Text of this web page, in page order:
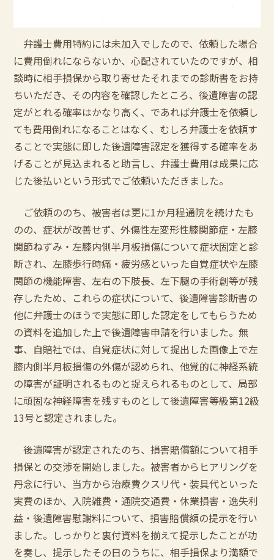
弁護士費用特約には未加入でしたので、依頼した場合
に費用倒れにならないか、心配されていたのですが、相
談時に相手損保から取り寄せたそれまでの診断書をお持
ちいただき、その内容を確認したところ、後遺障害の認
定がとれる確率はかなり高く、であれば弁護士を依頼し
ても費用倒れになることはなく、むしろ弁護士を依頼す
ることで実態に即した後遺障害認定を獲得する確率をあ
げることが見込まれると助言し、弁護士費用は成果に応
じた後払いという形式でご依頼いただきました。
ご依頼ののち、被害者は更に1か月程通院を続けたも
のの、症状が改善せず、外傷性左変形性膝関節症・左膝
関節ねずみ・左膝内側半月板損傷について症状固定と診
断され、左膝歩行時痛・疲労感といった自覚症状や左膝
関節の機能障害、左右の下肢長、左下腿の手術創等が残
存したため、これらの症状について、後遺障害診断書の
他に弁護士のほうで実態に即した認定をしてもらうため
の資料を追加した上で後遺障害申請を行いました。無
事、自賠社では、自覚症状に対して提出した画像上で左
膝内側半月板損傷の外傷が認められ、他覚的に神経系統
の障害が証明されるものと捉えられるものとして、局部
に頑固な神経障害を残すものとして後遺障害等級第12級
13号と認定されました。
後遺障害が認定されたのち、損害賠償額について相手
損保との交渉を開始しました。被害者からヒアリングを
丹念に行い、当方から治療費クスリ代・装具代といった
実費のほか、入院雑費・通院交通費・休業損害・逸失利
益・後遺障害慰謝料について、損害賠償額の提示を行い
ました。しっかりと裏付資料を揃えて提示したことが功
を奏し、提示したその日のうちに、相手損保より満額で